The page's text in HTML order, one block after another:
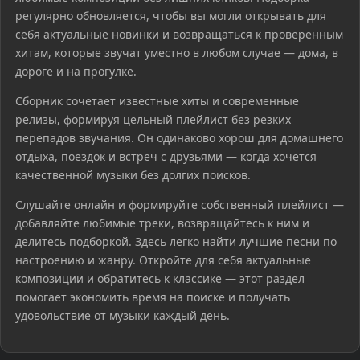
регулярно обновляется, чтобы вы могли открывать для
себя актуальные новинки и возвращаться к проверенным
хитам, которые звучат уместно в любом случае — дома, в
дороге и на прогулке.
Сборник сочетает известные хиты и современные
релизы, формируя цельный плейлист без резких
перепадов звучания. Он одинаково хорош для домашнего
отдыха, поездок и встреч с друзьями — когда хочется
качественной музыки без долгих поисков.
Слушайте онлайн и формируйте собственный плейлист —
добавляйте любимые треки, возвращайтесь к ним и
делитесь подборкой. Здесь легко найти лучшие песни по
настроению и жанру. Откройте для себя актуальные
композиции и обратитесь к классике — этот раздел
помогает экономить время на поиске и получать
удовольствие от музыки каждый день.